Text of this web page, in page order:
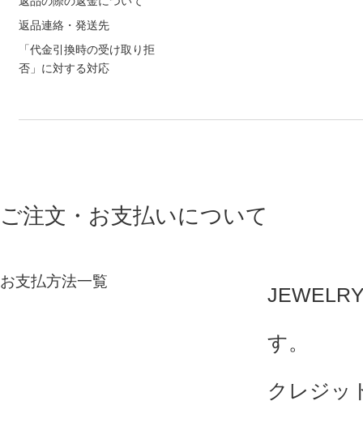
返品連絡・発送先
「代金引換時の受け取り拒
否」に対する対応
ご注文・お支払いについて
お支払方法一覧
す。
クレジッ